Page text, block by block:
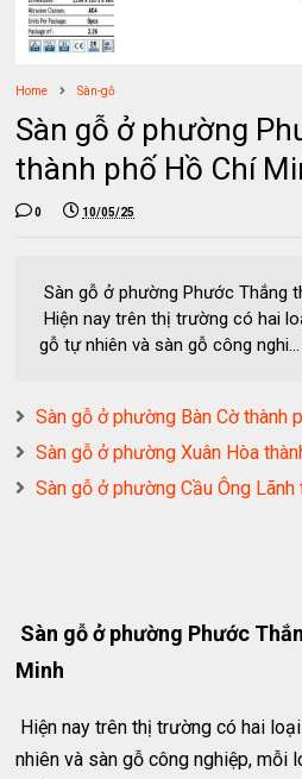
Home Sàn-gỗ
Sàn gỗ ở phường
thành phố Hồ Chí
0 10/05/25
Sàn gỗ ở phường Phước Thắng
Hiện nay trên thị trường có hai
gỗ tự nhiên và sàn gỗ công nghi...
Sàn gỗ ở phường Bàn Cờ thành
Sàn gỗ ở phường Xuân Hòa
Sàn gỗ ở phường Cầu Ông
Sàn gỗ ở phường Phước
Minh
Hiện nay trên thị trường có hai
nhiên và sàn gỗ công nghiệp, mỗi